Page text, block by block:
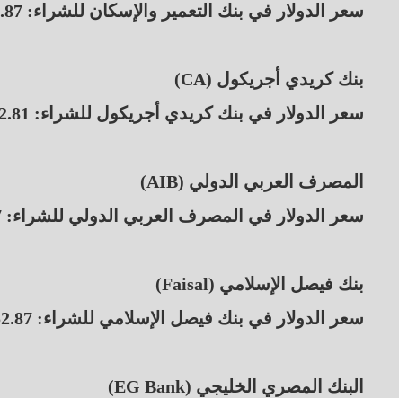
سعر الدولار في بنك التعمير والإسكان للشراء: 52.87 جنيه، والبيع: 52.97 جنيه.
بنك كريدي أجريكول (CA)
سعر الدولار في بنك كريدي أجريكول للشراء: 52.81 جنيه، والبيع: 52.91 جنيه.
المصرف العربي الدولي (AIB)
سعر الدولار في المصرف العربي الدولي للشراء: 52.87 جنيه، والبيع: 52.97 جنيه.
بنك فيصل الإسلامي (Faisal)
سعر الدولار في بنك فيصل الإسلامي للشراء: 52.87 جنيه، والبيع: 52.97 جنيه.
البنك المصري الخليجي (EG Bank)